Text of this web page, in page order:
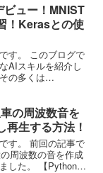
ビュー！MNIST
！Kerasとの使
す。 このブログで
AIスキルを紹介し
の多くは
で業務を行ってお
の周波数音を
再生する方法！
す。 前回の記事で
周波数の音を作成
した。 【Python】